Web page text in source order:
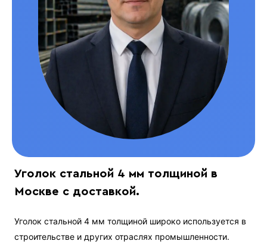
Уголок стальной 4 мм толщиной в
Москве с доставкой.
Уголок стальной 4 мм толщиной широко используется в
строительстве и других отраслях промышленности.